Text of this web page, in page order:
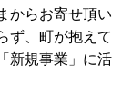
からお寄せ頂い
ず、町が抱えて
新規事業」に活